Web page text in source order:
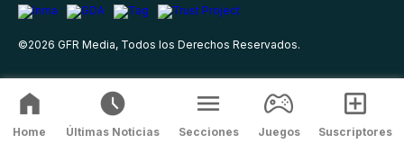
©2026 GFR Media, Todos los Derechos Reservados.
Home Últimas Noticias Secciones Juegos Suscriptores